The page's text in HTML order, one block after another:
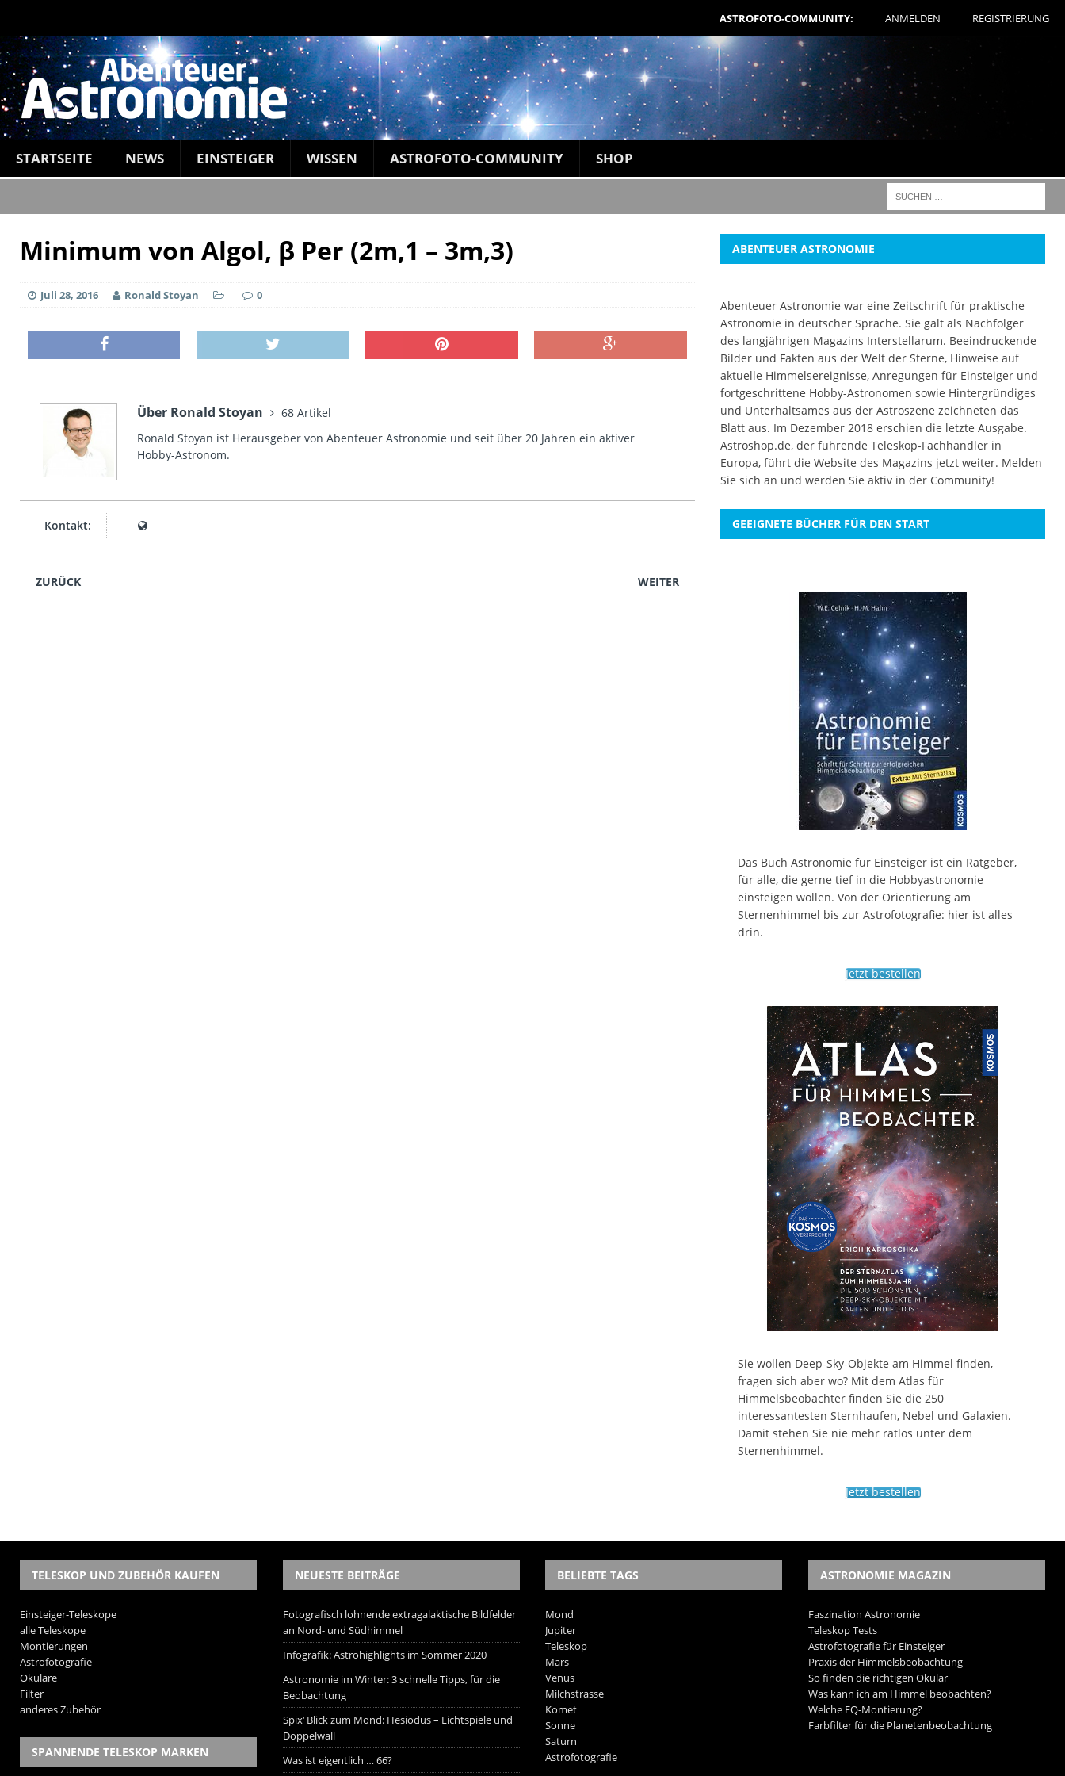
ASTROFOTO-COMMUNITY: ANMELDEN REGISTRIERUNG
STARTSEITE NEWS EINSTEIGER WISSEN ASTROFOTO-COMMUNITY SHOP
Minimum von Algol, β Per (2m,1 – 3m,3)
Juli 28, 2016 Ronald Stoyan 0
Über Ronald Stoyan
68 Artikel
Ronald Stoyan ist Herausgeber von Abenteuer Astronomie und seit über 20 Jahren ein aktiver
Hobby-Astronom.
Kontakt:
ZURÜCK WEITER
ABENTEUER ASTRONOMIE
Abenteuer Astronomie war eine Zeitschrift für praktische
Astronomie in deutscher Sprache. Sie galt als Nachfolger
des langjährigen Magazins Interstellarum. Beeindruckende
Bilder und Fakten aus der Welt der Sterne, Hinweise auf
aktuelle Himmelsereignisse, Anregungen für Einsteiger und
fortgeschrittene Hobby-Astronomen sowie Hintergründiges
und Unterhaltsames aus der Astroszene zeichneten das
Blatt aus. Im Dezember 2018 erschien die letzte Ausgabe.
Astroshop.de, der führende Teleskop-Fachhändler in
Europa, führt die Website des Magazins jetzt weiter. Melden
Sie sich an und werden Sie aktiv in der Community!
GEEIGNETE BÜCHER FÜR DEN START
Das Buch Astronomie für Einsteiger ist ein Ratgeber,
für alle, die gerne tief in die Hobbyastronomie
einsteigen wollen. Von der Orientierung am
Sternenhimmel bis zur Astrofotografie: hier ist alles
drin.
Jetzt bestellen
Sie wollen Deep-Sky-Objekte am Himmel finden,
fragen sich aber wo? Mit dem Atlas für
Himmelsbeobachter finden Sie die 250
interessantesten Sternhaufen, Nebel und Galaxien.
Damit stehen Sie nie mehr ratlos unter dem
Sternenhimmel.
Jetzt bestellen
TELESKOP UND ZUBEHÖR KAUFEN
Einsteiger-Teleskope
alle Teleskope
Montierungen
Astrofotografie
Okulare
Filter
anderes Zubehör
SPANNENDE TELESKOP MARKEN
NEUESTE BEITRÄGE
Fotografisch lohnende extragalaktische Bildfelder
an Nord- und Südhimmel
Infografik: Astrohighlights im Sommer 2020
Astronomie im Winter: 3 schnelle Tipps, für die
Beobachtung
Spix‘ Blick zum Mond: Hesiodus – Lichtspiele und
Doppelwall
Was ist eigentlich … 66?
BELIEBTE TAGS
Mond
Jupiter
Teleskop
Mars
Venus
Milchstrasse
Komet
Sonne
Saturn
Astrofotografie
ASTRONOMIE MAGAZIN
Faszination Astronomie
Teleskop Tests
Astrofotografie für Einsteiger
Praxis der Himmelsbeobachtung
So finden die richtigen Okular
Was kann ich am Himmel beobachten?
Welche EQ-Montierung?
Farbfilter für die Planetenbeobachtung